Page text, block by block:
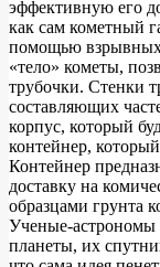
эффективную его
как сам кометный
помощью взрывных
«тело» кометы,
трубочки. Стенки
составляющих
корпус, который
контейнер,
Контейнер
доставку на
образцами грунта
Ученые-астрономы
планеты, их